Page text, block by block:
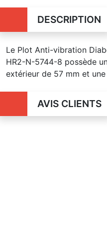
DESCRIPTION
Le Plot Anti-vibration
HR2-N-5744-8 possède
extérieur de 57 mm et
AVIS CLIENTS